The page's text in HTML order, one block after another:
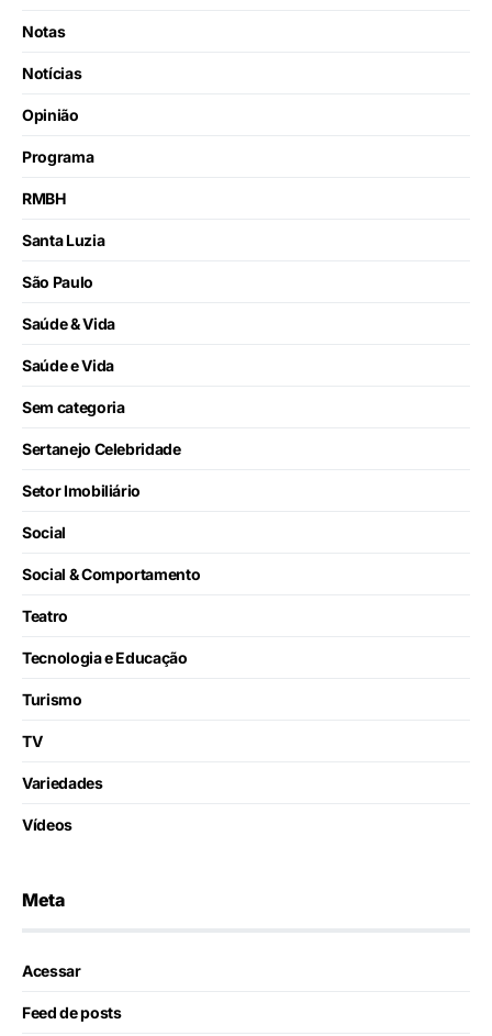
Notas
Notícias
Opinião
Programa
RMBH
Santa Luzia
São Paulo
Saúde & Vida
Saúde e Vida
Sem categoria
Sertanejo Celebridade
Setor Imobiliário
Social
Social & Comportamento
Teatro
Tecnologia e Educação
Turismo
TV
Variedades
Vídeos
Meta
Acessar
Feed de posts